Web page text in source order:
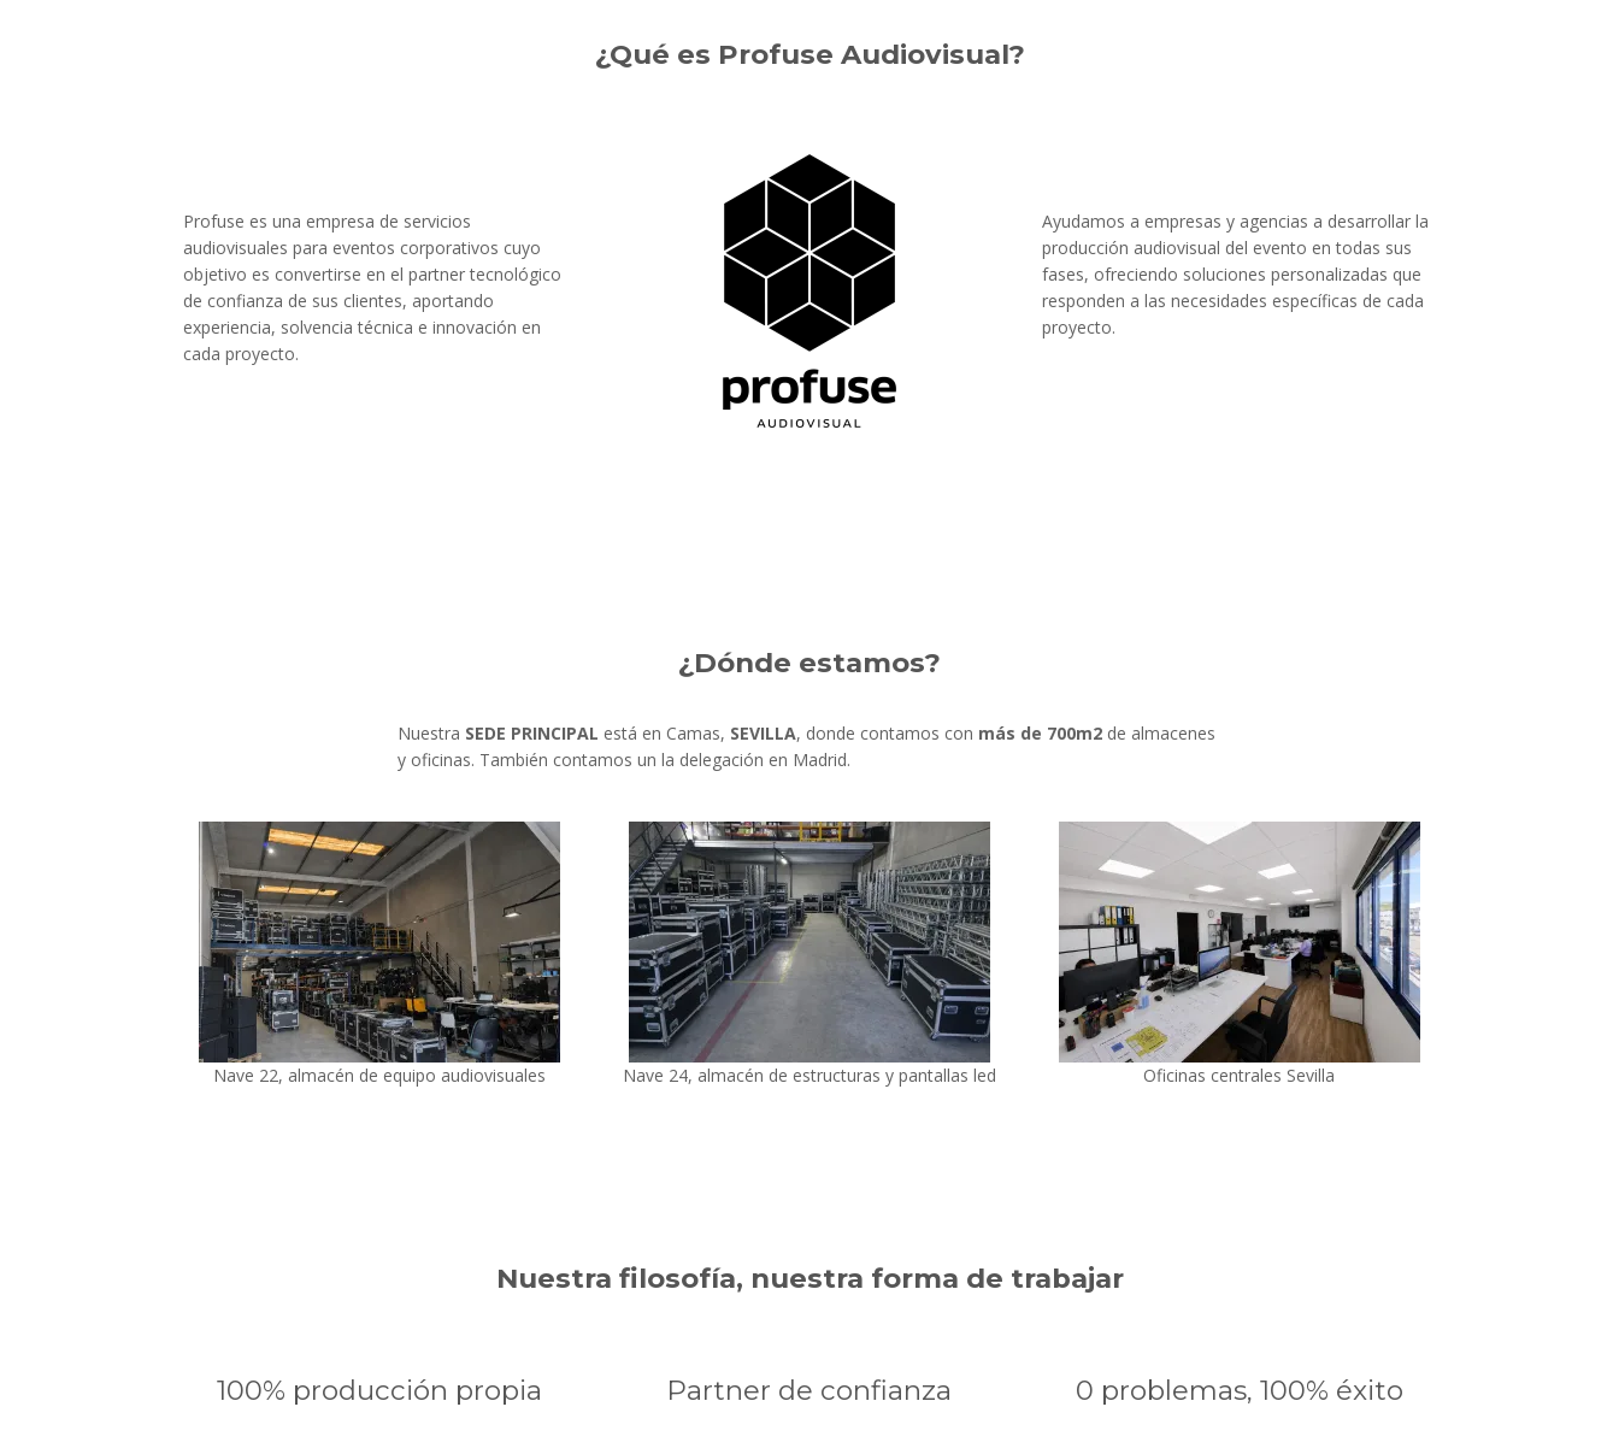
¿Qué es Profuse Audiovisual?
Profuse es una empresa de servicios
audiovisuales para eventos corporativos cuyo
objetivo es convertirse en el partner tecnológico
de confianza de sus clientes, aportando
experiencia, solvencia técnica e innovación en
cada proyecto.
Ayudamos a empresas y agencias a desarrollar la
producción audiovisual del evento en todas sus
fases, ofreciendo soluciones personalizadas que
responden a las necesidades específicas de cada
proyecto.
¿Dónde estamos?
Nuestra SEDE PRINCIPAL está en Camas, SEVILLA, donde contamos con más de 700m2 de almacenes
y oficinas. También contamos un la delegación en Madrid.
Nave 22, almacén de equipo audiovisuales Nave 24, almacén de estructuras y pantallas led Oficinas centrales Sevilla
Nuestra filosofía, nuestra forma de trabajar
100% producción propia Partner de confianza 0 problemas, 100% éxito